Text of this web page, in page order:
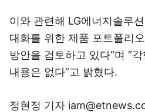
이와 관련해 LG에너지솔루
대화를 위한 제품 포트폴리
방안을 검토하고 있다”며 “
내용은 없다”고 밝혔다.
정현정 기자